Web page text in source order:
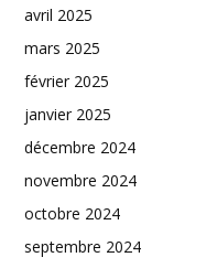
avril 2025
mars 2025
février 2025
janvier 2025
décembre 2024
novembre 2024
octobre 2024
septembre 2024